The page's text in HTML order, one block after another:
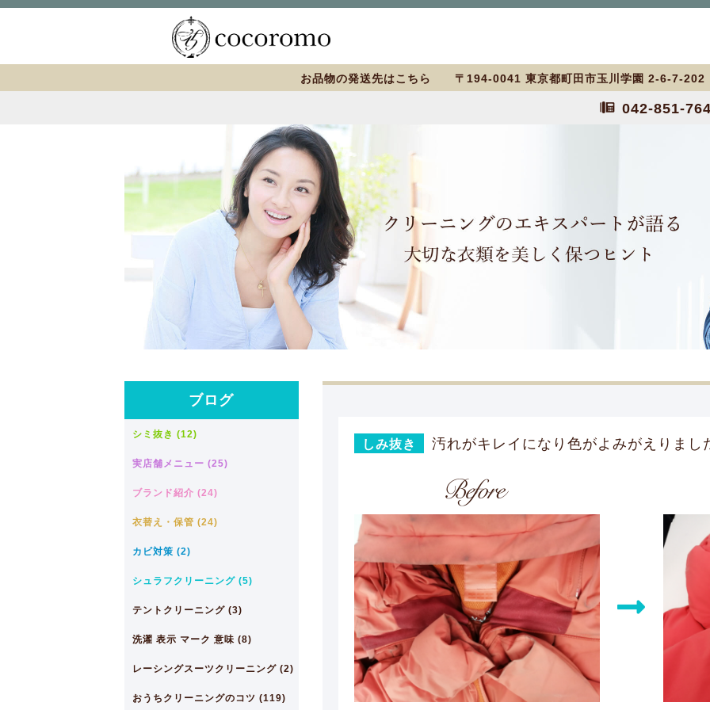
お品物の発送先はこちら 〒194-0041 東京都町田市玉川学園 2-6-7-
042-851-
しみ抜き 汚れがキレイになり色がよみがえりまし
ブログ
シミ抜き (12)
実店舗メニュー (25)
ブランド紹介 (24)
衣替え・保管 (24)
カビ対策 (2)
シュラフクリーニング (5)
テントクリーニング (3)
洗濯 表示 マーク 意味 (8)
レーシングスーツクリーニング (2)
おうちクリーニングのコツ (119)